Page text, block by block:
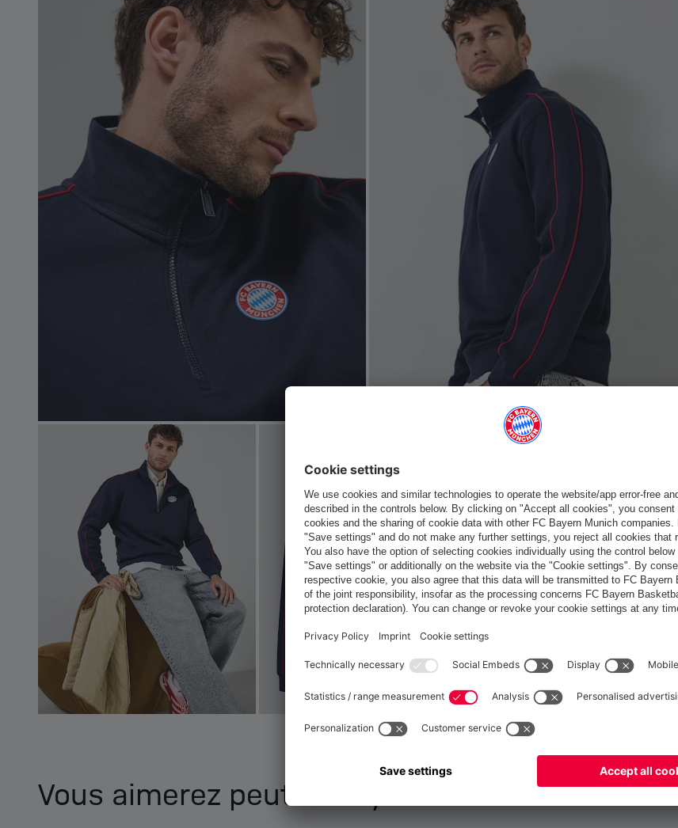
Vous aimerez peut-être ça aussi
Voulez-vous rester dans la boutique France?
Mondial pour y livrer!